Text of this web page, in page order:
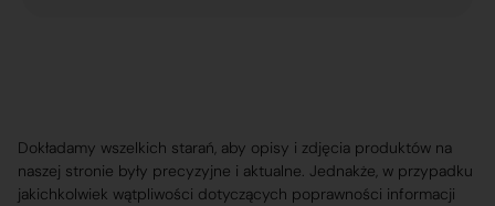
Dokładamy wszelkich starań, aby opisy i zdjęcia produktów na
naszej stronie były precyzyjne i aktualne. Jednakże, w przypadku
jakichkolwiek wątpliwości dotyczących poprawności informacji